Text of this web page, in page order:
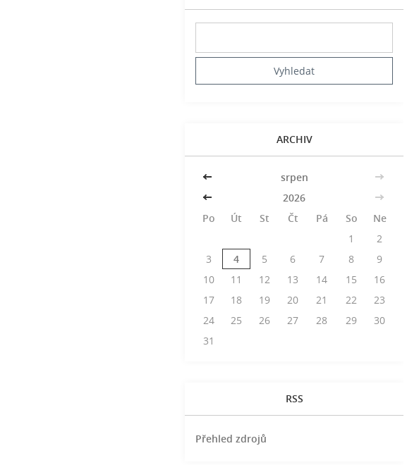
ARCHIV
<< srpen
>>
<<
2026
>>
Po
Út St Čt Pá So
Ne
1
2
3
4 5 6 7 8
9
10
11 12 13 14 15
16
17
18 19 20 21 22
23
24
25 26 27 28 29
30
31
RSS
Přehled zdrojů